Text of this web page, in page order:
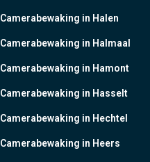
Camerabewaking in Halen
Camerabewaking in Halmaal
Camerabewaking in Hamont
Camerabewaking in Hasselt
Camerabewaking in Hechtel
Camerabewaking in Heers